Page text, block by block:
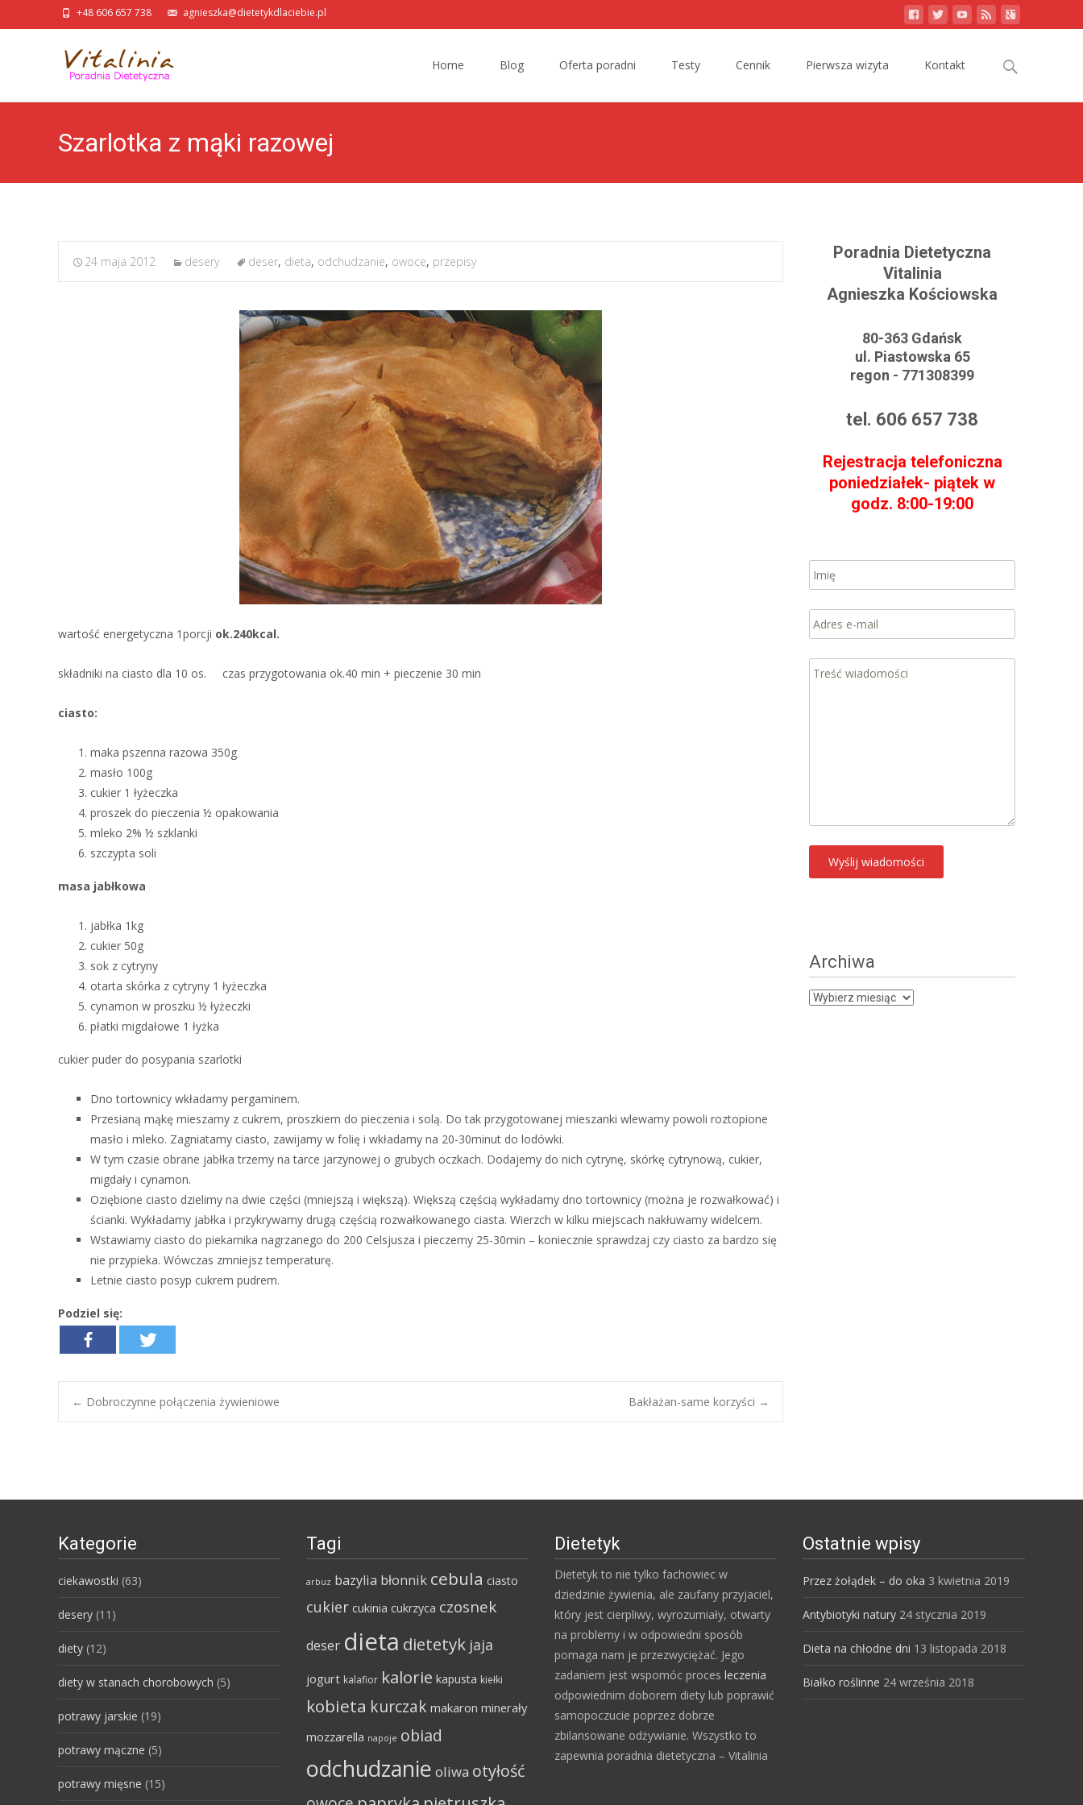
+48 606 657 738 agnieszka@dietetykdlaciebie.pl
Home
Blog Oferta poradni Testy Cennik Pierwsza wizyta Kontakt
Search
Szarlotka z mąki razowej
24 maja 2012 desery deser, dieta, odchudzanie, owoce, przepisy
wartość energetyczna 1porcji ok.240kcal.
składniki na ciasto dla 10 os. czas przygotowania ok.40 min + pieczenie 30 min
ciasto:
maka pszenna razowa 350g
masło 100g
cukier 1 łyżeczka
proszek do pieczenia ½ opakowania
mleko 2% ½ szklanki
szczypta soli
masa jabłkowa
jabłka 1kg
cukier 50g
sok z cytryny
otarta skórka z cytryny 1 łyżeczka
cynamon w proszku ½ łyżeczki
płatki migdałowe 1 łyżka
cukier puder do posypania szarlotki
Dno tortownicy wkładamy pergaminem.
Przesianą mąkę mieszamy z cukrem, proszkiem do pieczenia i solą. Do tak przygotowanej mieszanki wlewamy powoli roztopione
masło i mleko. Zagniatamy ciasto, zawijamy w folię i wkładamy na 20-30minut do lodówki.
W tym czasie obrane jabłka trzemy na tarce jarzynowej o grubych oczkach. Dodajemy do nich cytrynę, skórkę cytrynową, cukier,
migdały i cynamon.
Oziębione ciasto dzielimy na dwie części (mniejszą i większą). Większą częścią wykładamy dno tortownicy (można je rozwałkować) i
ścianki. Wykładamy jabłka i przykrywamy drugą częścią rozwałkowanego ciasta. Wierzch w kilku miejscach nakłuwamy widelcem.
Wstawiamy ciasto do piekarnika nagrzanego do 200 Celsjusza i pieczemy 25-30min – koniecznie sprawdzaj czy ciasto za bardzo się
nie przypieka. Wówczas zmniejsz temperaturę.
Letnie ciasto posyp cukrem pudrem.
Podziel się:
← Dobroczynne połączenia żywieniowe Bakłażan-same korzyści →
Poradnia Dietetyczna
Vitalinia
Agnieszka Kościowska
80-363 Gdańsk
ul. Piastowska 65
regon - 771308399
tel. 606 657 738
Rejestracja telefoniczna
poniedziałek- piątek w
godz. 8:00-19:00
Archiwa
Archiwa
Kategorie
ciekawostki (63)
desery (11)
diety (12)
diety w stanach chorobowych (5)
potrawy jarskie (19)
potrawy mączne (5)
potrawy mięsne (15)
Tagi
arbuz bazylia błonnik cebula ciasto
cukier cukinia cukrzyca czosnek
deser dieta dietetyk jaja
jogurt kalafior kalorie kapusta kiełki
kobieta kurczak makaron minerały
mozzarella napoje obiad
odchudzanie oliwa otyłość
Dietetyk
Dietetyk to nie tylko fachowiec w
dziedzinie żywienia, ale zaufany przyjaciel,
który jest cierpliwy, wyrozumiały, otwarty
na problemy i w odpowiedni sposób
pomaga nam je przezwyciężać. Jego
zadaniem jest wspomóc proces leczenia
odpowiednim doborem diety lub poprawić
samopoczucie poprzez dobrze
zbilansowane odżywianie. Wszystko to
zapewnia poradnia dietetyczna – Vitalinia
Ostatnie wpisy
Przez żołądek – do oka 3 kwietnia 2019
Antybiotyki natury 24 stycznia 2019
Dieta na chłodne dni 13 listopada 2018
Białko roślinne 24 września 2018